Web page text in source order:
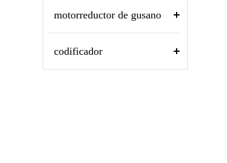
motorreductor de gusano
codificador